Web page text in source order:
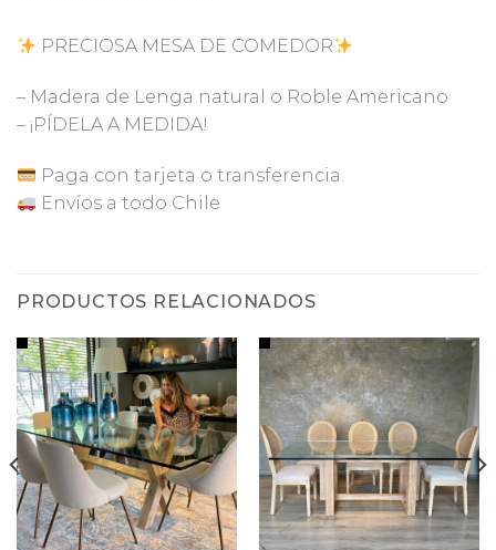
PRECIOSA MESA DE COMEDOR
– Madera de Lenga natural o Roble Americano
– ¡PÍDELA A MEDIDA!
Paga con tarjeta o transferencia.
Envíos a todo Chile
PRODUCTOS RELACIONADOS